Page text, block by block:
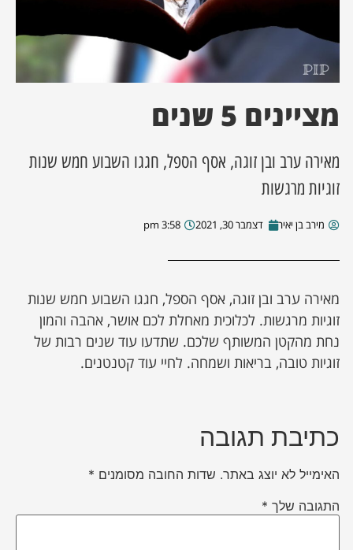
מסע מלחמה
השבוע
מקומית
מציינים 5 שנים
מאירה ערב ובן זוגה, אסף הספל, חגגו השבוע חמש שנות
זוגיות מרגשות
מירב בן יאיר דצמבר 30, 2021 3:58 pm
מאירה ערב ובן זוגה, אסף הספל, חגגו השבוע חמש שנות
זוגיות מרגשות. לכלוכית מאחלת לכם אושר, אהבה והמון
נחת מהקטן המשותף שלכם. שתדעו עוד שנים רבות של
זוגיות טובה, בריאות ושמחה. לחיי עוד קטנטנים.
כתיבת תגובה
האימייל לא יוצג באתר. שדות החובה מסומנים *
התגובה שלך *